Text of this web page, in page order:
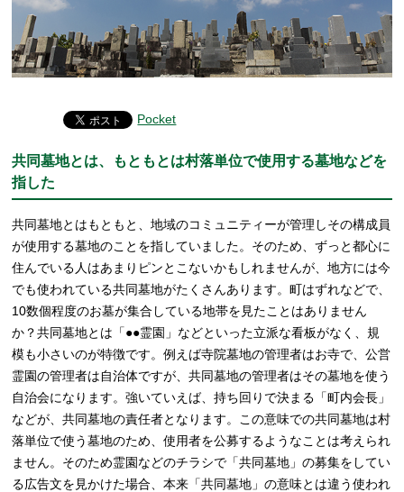
Pocket
共同墓地とは、もともとは村落単位で使用する墓地などを
指した
共同墓地とはもともと、地域のコミュニティーが管理しその構成員
が使用する墓地のことを指していました。そのため、ずっと都心に
住んでいる人はあまりピンとこないかもしれませんが、地方には今
でも使われている共同墓地がたくさんあります。町はずれなどで、
10数個程度のお墓が集合している地帯を見たことはありません
か？共同墓地とは「●●霊園」などといった立派な看板がなく、規
模も小さいのが特徴です。例えば寺院墓地の管理者はお寺で、公営
霊園の管理者は自治体ですが、共同墓地の管理者はその墓地を使う
自治会になります。強いていえば、持ち回りで決まる「町内会長」
などが、共同墓地の責任者となります。この意味での共同墓地は村
落単位で使う墓地のため、使用者を公募するようなことは考えられ
ません。そのため霊園などのチラシで「共同墓地」の募集をしてい
る広告文を見かけた場合、本来「共同墓地」の意味とは違う使われ